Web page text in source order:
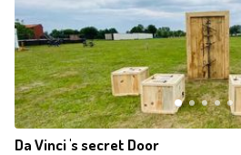
Da Vinci 's secret Door